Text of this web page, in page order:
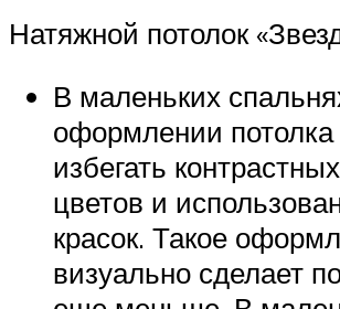
Натяжной потолок
В маленьких
оформлении потолка
избегать
цветов и
красок. Такое
визуально сделает